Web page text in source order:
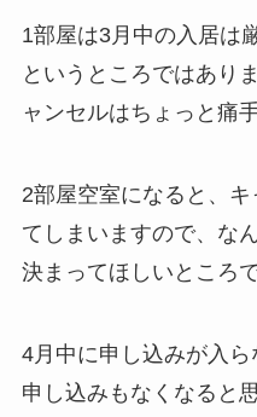
1部屋は3月中の入居は
というところではあり
ャンセルはちょっと痛手
2部屋空室になると、
てしまいますので、な
決まってほしいところで
4月中に申し込みが入
申し込みもなくなると